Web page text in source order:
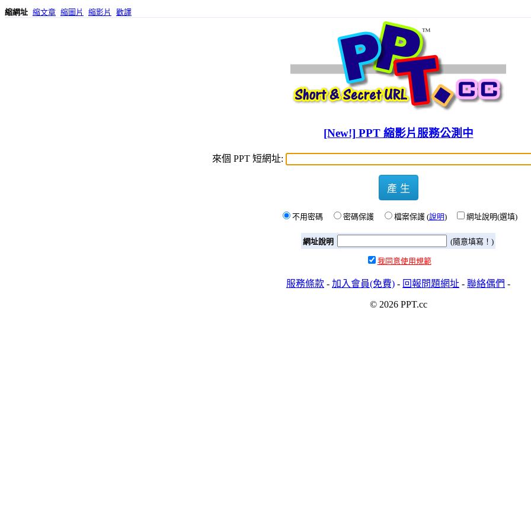
縮網址 縮文章 縮圖片 縮影片 歡譯
[New!] PPT 縮影片服務公測中
來個 PPT 短網址:
產 生
不用密碼 密碼保護 檔案保護 (說明) 網址說明(選填)
網址說明 (隨意填寫！)
我同意使用規範
服務條款 - 加入會員(免費) - 回報問題網址 - 聯絡偶們 -
© 2026 PPT.cc